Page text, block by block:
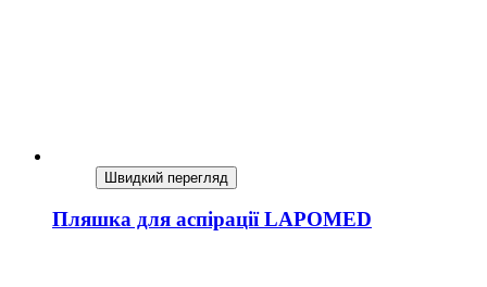
Швидкий перегляд
Пляшка для аспірації LAPOMED